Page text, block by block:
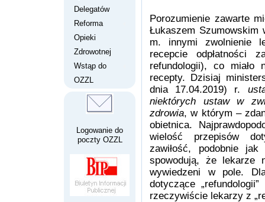
Delegatów
Reforma
Opieki
Zdrowotnej
Wstąp do
OZZL
Logowanie do
poczty OZZL
Porozumienie zawarte
Łukaszem Szumowskim
m. innymi zwolnienie
recepcie odpłatności
refundologii), co miało
recepty. Dzisiaj
dnia 17.04.2019) r.
niektórych ustaw w
zdrowia, w którym –
obietnica.
wielość przepisów
zawiłość, podobnie
spowodują, że lekarze
wywiedzeni w pole.
dotyczące
rzeczywiście lekarzy z